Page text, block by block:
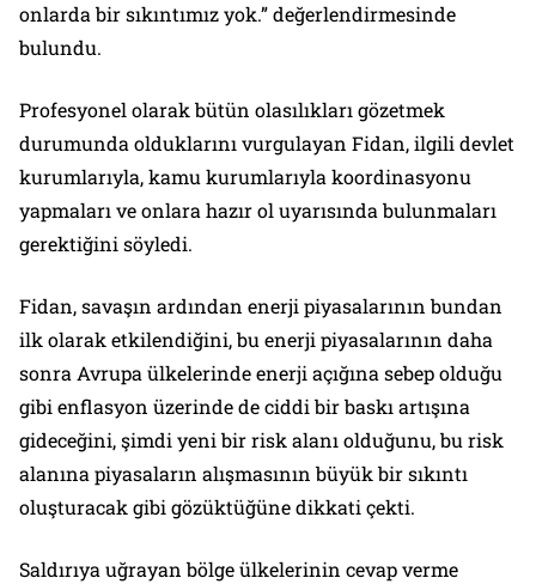
onlarda bir sıkıntımız yok.” değerlendirmesinde
bulundu.
Profesyonel olarak bütün olasılıkları gözetmek
durumunda olduklarını vurgulayan Fidan, ilgili devlet
kurumlarıyla, kamu kurumlarıyla koordinasyonu
yapmaları ve onlara hazır ol uyarısında bulunmaları
gerektiğini söyledi.
Fidan, savaşın ardından enerji piyasalarının bundan
ilk olarak etkilendiğini, bu enerji piyasalarının daha
sonra Avrupa ülkelerinde enerji açığına sebep olduğu
gibi enflasyon üzerinde de ciddi bir baskı artışına
gideceğini, şimdi yeni bir risk alanı olduğunu, bu risk
alanına piyasaların alışmasının büyük bir sıkıntı
oluşturacak gibi gözüktüğüne dikkati çekti.
Saldırıya uğrayan bölge ülkelerinin cevap verme